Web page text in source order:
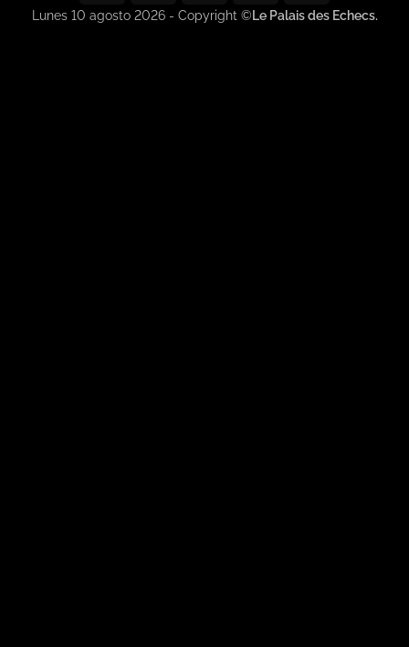
2
Pay
Pay
Lunes 10 agosto 2026 - Copyright ©Le Palais des Echecs.